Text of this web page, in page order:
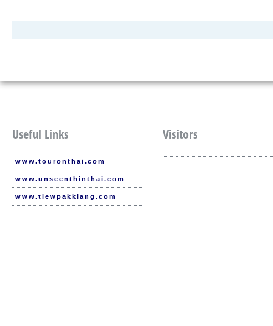
Useful Links
www.touronthai.com
www.unseenthinthai.com
www.tiewpakklang.com
Visitors